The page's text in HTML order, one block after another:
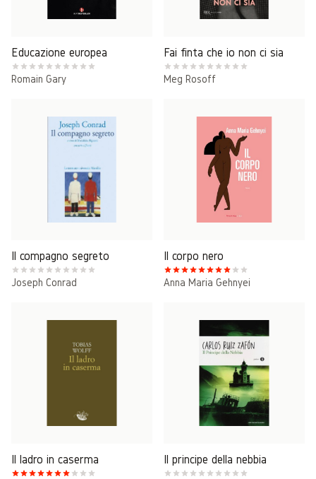
Educazione europea
Romain Gary
Fai finta che io non ci sia
Meg Rosoff
Il compagno segreto
Joseph Conrad
Il corpo nero
Anna Maria Gehnyei
Il ladro in caserma Il principe della nebbia